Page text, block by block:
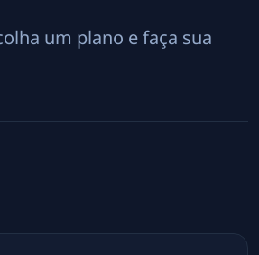
um plano e faça sua